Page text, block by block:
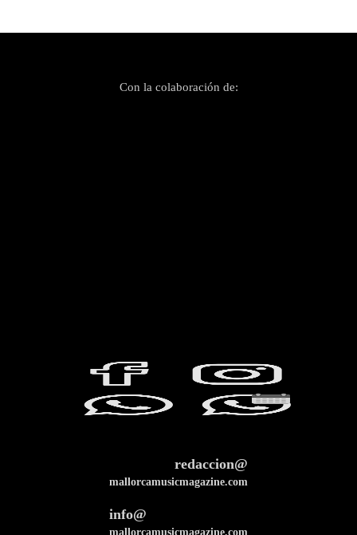
Con la colaboración de:
redaccion@
mallorcamusicmagazine.com
info@
mallorcamusicmagazine.com